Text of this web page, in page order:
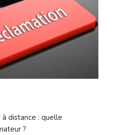
à distance : quelle
?